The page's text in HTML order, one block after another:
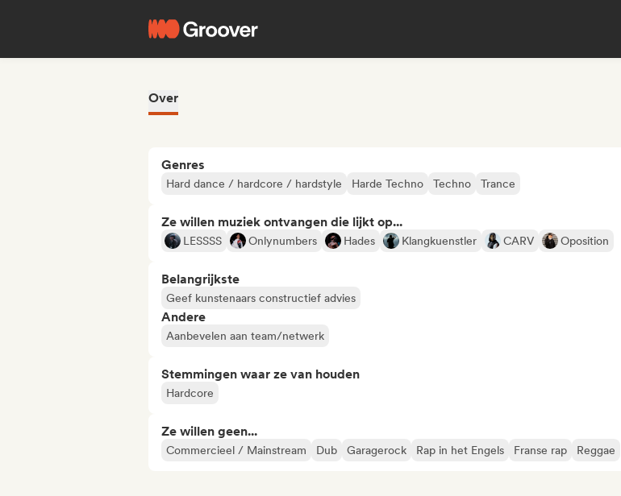
Over
Genres
Hard dance / hardcore / hardstyle Harde Techno Techno Trance
Ze willen muziek ontvangen die lijkt op...
LESSSS Onlynumbers Hades Klangkuenstler CARV Oposition
Belangrijkste
Geef kunstenaars constructief advies
Andere
Aanbevelen aan team/netwerk
Stemmingen waar ze van houden
Hardcore
Ze willen geen...
Commercieel / Mainstream Dub Garagerock Rap in het Engels Franse rap Reggae